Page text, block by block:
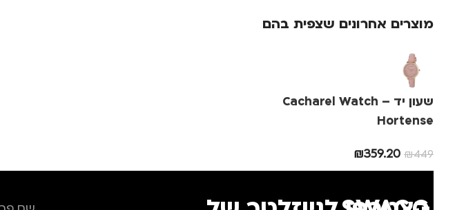
מוצרים אחרונים שצפית בהם
שעון יד – Cacharel Watch
Hortense
₪449
₪359.20